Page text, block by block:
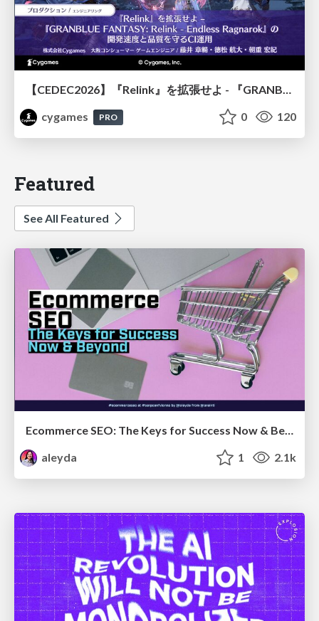
【CEDEC2026】『Relink』を拡張せよ - 『GRANBLUE FANTASY: Relink - Endless Ragnarok』の開発速度と品質を守るCI運用
cygames
PRO 0 120
Featured
See All Featured
Ecommerce SEO: The Keys for Success Now & Beyond - #SERPConf2024
aleyda
1 2.1k